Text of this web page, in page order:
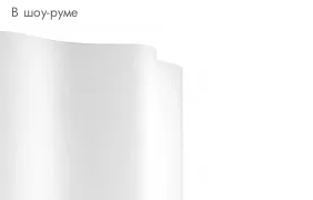
В шоу-руме